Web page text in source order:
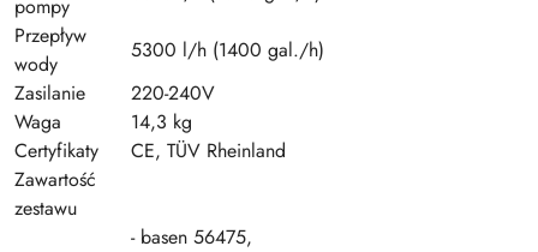
pompy
Przepływ
wody
5300 l/h (1400 gal./h)
Zasilanie
220-240V
Waga
14,3 kg
Certyfikaty
CE, TÜV Rheinland
Zawartość
zestawu
- basen 56475,